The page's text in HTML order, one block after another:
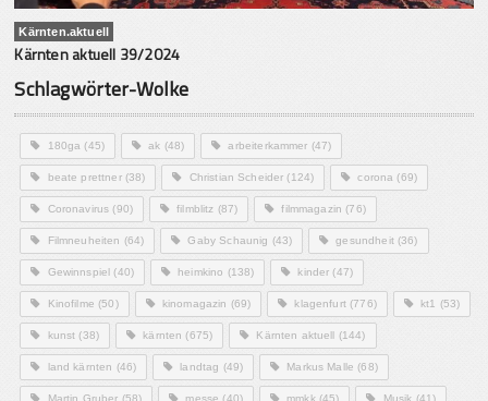
Kärnten.aktuell
Kärnten aktuell 39/2024
Schlagwörter-Wolke
180ga (45) ak (48) arbeiterkammer (47)
beate prettner(38) Christian Scheider (124) corona (69)
Coronavirus (90) filmblitz (87) filmmagazin (76)
Filmneuheiten (64) Gaby Schaunig (43) gesundheit(36)
Gewinnspiel (40) heimkino (138) kinder (47)
Kinofilme (50) kinomagazin (69) klagenfurt(776) kt1 (53)
kunst (38) kärnten (675) Kärnten aktuell (144)
land kärnten (46) landtag (49) Markus Malle (68)
Martin Gruber (58) messe (40) mmkk(45) Musik (41)